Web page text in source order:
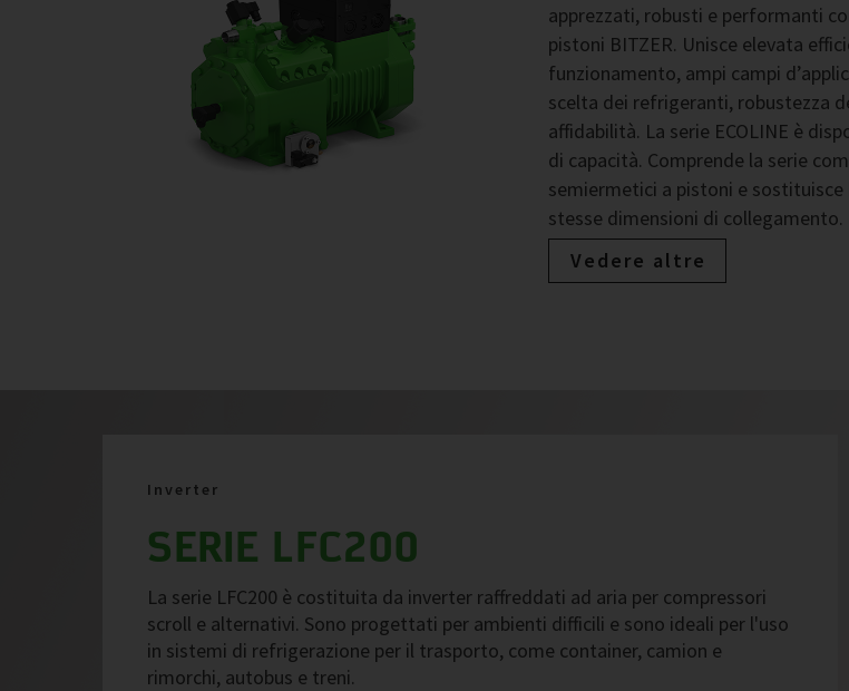
apprezzati, robusti e performanti
pistoni BITZER. Unisce elevata
funzionamento, ampi campi
scelta dei refrigeranti, robustezza
affidabilità. La serie ECOLINE è
di capacità. Comprende la serie
semiermetici a pistoni e sostituisce
stesse dimensioni di collegamento.
Vedere altre
Inverter
SERIE LFC200
La serie LFC200 è costituita da inverter raffreddati ad aria per compressori
scroll e alternativi. Sono progettati per ambienti difficili e sono ideali per l'uso
in sistemi di refrigerazione per il trasporto, come container, camion e
rimorchi, autobus e treni.